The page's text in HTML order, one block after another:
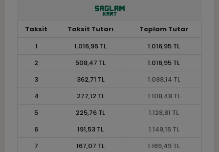
Taksit Taksit Tutarı
Toplam Tutar
1
1.016,95 TL
1.016,95 TL
2
508,47 TL
1.016,95 TL
3
362,71 TL
1.088,14 TL
4
277,12 TL
1.108,48 TL
5
225,76 TL
1.128,81 TL
6
191,53 TL
1.149,15 TL
7
167,07 TL
1.169,49 TL